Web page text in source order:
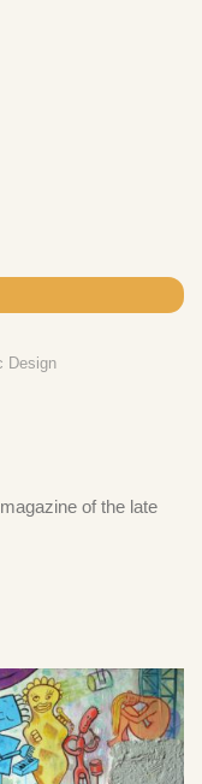
Design
of the late
spielt Der Plan – CD
spielt Der Plan – LP